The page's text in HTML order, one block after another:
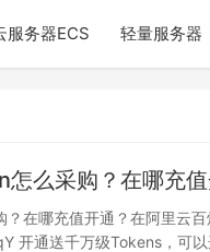
服务器ECS 轻量服务器
么采购？在哪充值
在哪充值开通？在阿里云百
开通送千万级Tokens，可